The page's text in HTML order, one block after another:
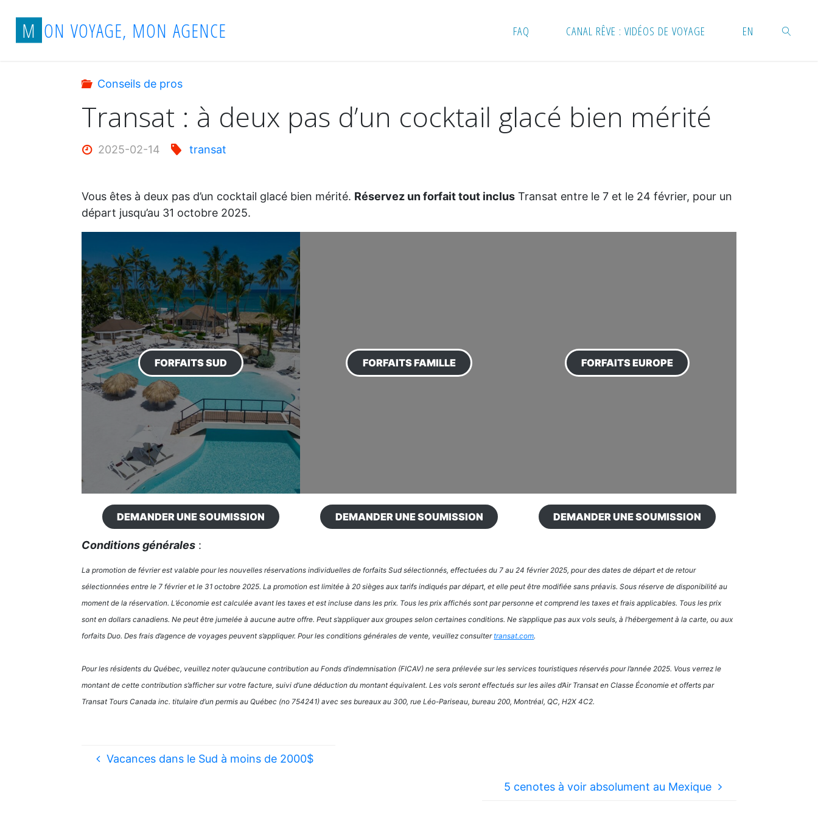
contenu
M ON VOYAGE, MON AGENCE FAQ CANAL RÊVE : VIDÉOS DE VOYAGE EN
Conseils de pros
Transat : à deux pas d’un cocktail glacé bien mérité
2025-02-14 transat
Vous êtes à deux pas d’un cocktail glacé bien mérité. Réservez un forfait tout inclus Transat entre le 7 et le 24 février, pour un
départ jusqu’au 31 octobre 2025.
FORFAITS SUD
DEMANDER UNE SOUMISSION
FORFAITS FAMILLE
DEMANDER UNE SOUMISSION
FORFAITS EUROPE
DEMANDER UNE SOUMISSION
Conditions générales :
La promotion de février est valable pour les nouvelles réservations individuelles de forfaits Sud sélectionnés, effectuées du 7 au 24 février 2025, pour des dates de départ et de retour
sélectionnées entre le 7 février et le 31 octobre 2025. La promotion est limitée à 20 sièges aux tarifs indiqués par départ, et elle peut être modifiée sans préavis. Sous réserve de disponibilité au
moment de la réservation. L’économie est calculée avant les taxes et est incluse dans les prix. Tous les prix affichés sont par personne et comprend les taxes et frais applicables. Tous les prix
sont en dollars canadiens. Ne peut être jumelée à aucune autre offre. Peut s’appliquer aux groupes selon certaines conditions. Ne s’applique pas aux vols seuls, à l’hébergement à la carte, ou aux
forfaits Duo. Des frais d’agence de voyages peuvent s’appliquer. Pour les conditions générales de vente, veuillez consulter transat.com.
Pour les résidents du Québec, veuillez noter qu’aucune contribution au Fonds d’indemnisation (FICAV) ne sera prélevée sur les services touristiques réservés pour l’année 2025. Vous verrez le
montant de cette contribution s’afficher sur votre facture, suivi d’une déduction du montant équivalent. Les vols seront effectués sur les ailes d’Air Transat en Classe Économie et offerts par
Transat Tours Canada inc. titulaire d’un permis au Québec (no 754241) avec ses bureaux au 300, rue Léo-Pariseau, bureau 200, Montréal, QC, H2X 4C2.
Vacances dans le Sud à moins de 2000$
5 cenotes à voir absolument au Mexique